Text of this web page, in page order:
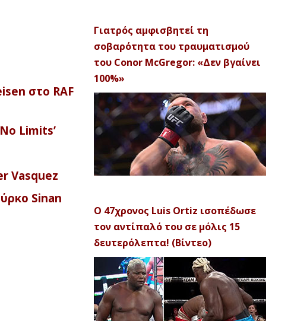
στο RAF
Limits’
Vasquez
Sinan
Γιατρός αμφισβητεί τη
σοβαρότητα του τραυματισμού
του Conor McGregor: «Δεν βγαίνει
100%»
Ο 47χρονος Luis Ortiz ισοπέδωσε
τον αντίπαλό του σε μόλις 15
δευτερόλεπτα! (Βίντεο)